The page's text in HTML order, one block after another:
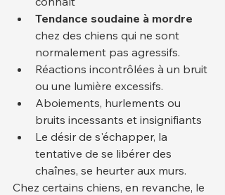
Tendance soudaine à mordre
chez des chiens qui ne sont
normalement pas agressifs.
Réactions incontrôlées à un bruit
ou une lumière excessifs.
Aboiements, hurlements ou
bruits incessants et insignifiants
Le désir de s'échapper, la
tentative de se libérer des
chaînes, se heurter aux murs.
Chez certains chiens, en revanche, le